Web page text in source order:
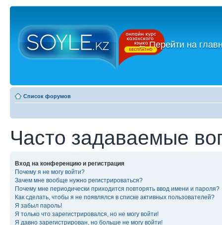
←Перейти на
Список форумов
Часто задаваемые
Вход на конференцию и регистрация
Почему я не могу войти?
Зачем мне вообще нужно регистрироваться?
Почему мне периодически приходится повторять ввод имени и пароля?
Как сделать, чтобы я не появлялся в списке активных пользователей?
Я забыл пароль!
Я только что зарегистрировался, но не могу войти!
Я давно зарегистрирован, но больше не могу войти!